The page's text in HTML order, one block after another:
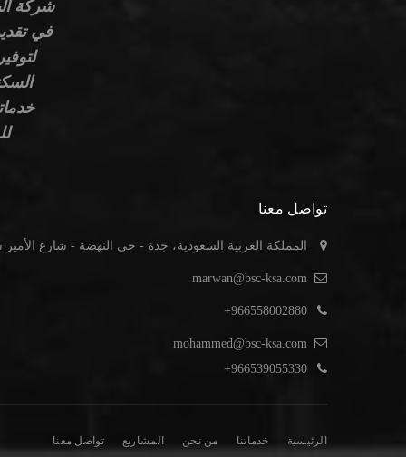
في
تواصل معنا
المملكة العربية السعودية، جدة - حي النهضة - شارع
marwan@bsc-ksa.com
966558002880+
mohammed@bsc-ksa.com
966539055330+
الرئيسية خدماتنا من نحن المشاريع تواصل معنا